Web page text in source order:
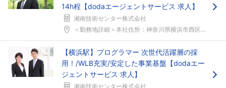
14h程【dodaエージェントサービス 求人】
湘南技術センター株式会社
＜勤務地詳細＞本社住所：神奈川県横浜市西区平沼1-...
【横浜駅】プログラマー 次世代活躍層の採
用！/WLB充実/安定した事業基盤【dodaエー
ジェントサービス 求人】
湘南技術センター株式会社